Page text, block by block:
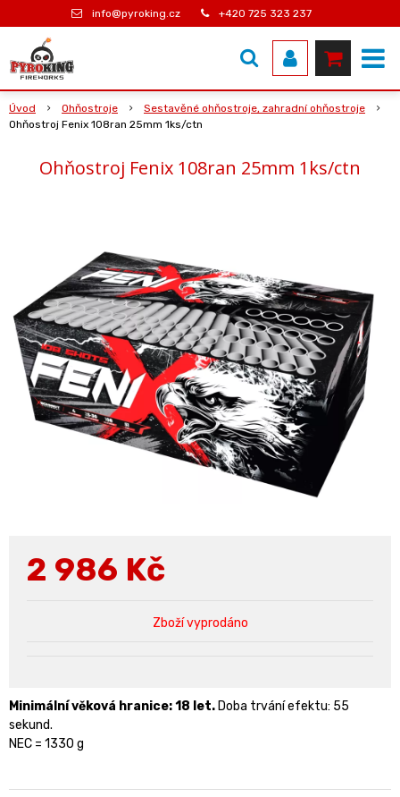
info@pyroking.cz +420 725 323 237
Úvod Ohňostroje
Sestavěné ohňostroje, zahradní ohňostroje
Ohňostroj Fenix 108ran 25mm 1ks/ctn
Ohňostroj Fenix 108ran 25mm 1ks/ctn
2 986 Kč
Zboží vyprodáno
Minimální věková hranice: 18 let. Doba trvání efektu: 55
sekund.
NEC = 1330 g